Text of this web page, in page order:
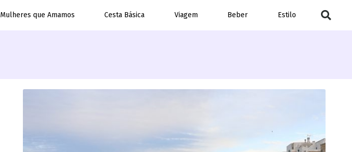
Mulheres que Amamos Cesta Básica Viagem Beber Estilo